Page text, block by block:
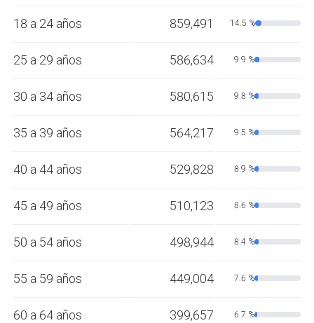
18 a 24 años 859,491 14.5 %
25 a 29 años 586,634 9.9 %
30 a 34 años 580,615 9.8 %
35 a 39 años 564,217 9.5 %
40 a 44 años 529,828 8.9 %
45 a 49 años 510,123 8.6 %
50 a 54 años 498,944 8.4 %
55 a 59 años 449,004 7.6 %
60 a 64 años 399,657 6.7 %